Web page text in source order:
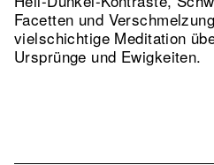
Facetten und
vielschichtige Meditation
Ursprünge und Ewigkeiten.